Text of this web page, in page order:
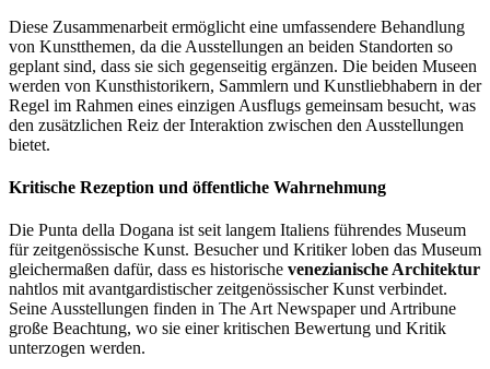
Diese Zusammenarbeit ermöglicht eine umfassendere Behandlung
von Kunstthemen, da die Ausstellungen an beiden Standorten so
geplant sind, dass sie sich gegenseitig ergänzen. Die beiden Museen
werden von Kunsthistorikern, Sammlern und Kunstliebhabern in der
Regel im Rahmen eines einzigen Ausflugs gemeinsam besucht, was
den zusätzlichen Reiz der Interaktion zwischen den Ausstellungen
bietet.
Kritische Rezeption und öffentliche Wahrnehmung
Die Punta della Dogana ist seit langem Italiens führendes Museum
für zeitgenössische Kunst. Besucher und Kritiker loben das Museum
gleichermaßen dafür, dass es historische venezianische Architektur
nahtlos mit avantgardistischer zeitgenössischer Kunst verbindet.
Seine Ausstellungen finden in The Art Newspaper und Artribune
große Beachtung, wo sie einer kritischen Bewertung und Kritik
unterzogen werden.